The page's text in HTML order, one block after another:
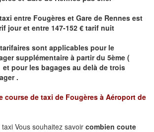
entre Fougères et Gare de Rennes est
jour et entre 147-152 € tarif nuit
sont applicables pour le
supplémentaire à partir du 5ème (
et pour les bagages au delà de trois
.
course de taxi de Fougères à Aéroport de
Vous souhaitez savoir combien coute